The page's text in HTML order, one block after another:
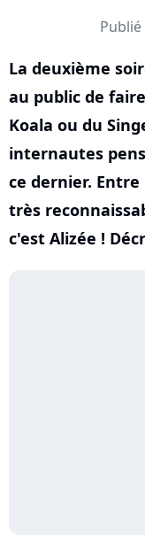
Publié
La deuxième
au public de
Koala ou du
internautes
ce dernier.
très
c'est Alizée !